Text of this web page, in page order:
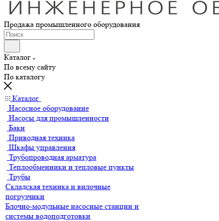
Продажа промышленного оборудования
Каталог
По всему сайту
По каталогу
Каталог
Насосное оборудование
Насосы для промышленности
Баки
Приводная техника
Шкафы управления
Трубопроводная арматура
Теплообменники и тепловые пункты
Трубы
Складская техника и вилочные
погрузчики
Блочно-модульные насосные станции и
системы водоподготовки